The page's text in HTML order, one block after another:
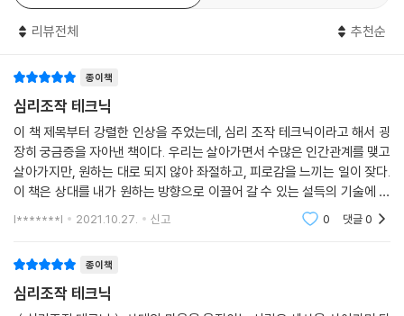
리뷰전체 추천순
종이책
심리조작 테크닉
이 책 제목부터 강렬한 인상을 주었는데, 심리 조작 테크닉이라고 해서 굉
장히 궁금증을 자아낸 책이다. 우리는 살아가면서 수많은 인간관계를 맺고
살아가지만, 원하는 대로 되지 않아 좌절하고, 피로감을 느끼는 일이 잦다.
이 책은 상대를 내가 원하는 방향으로 이끌어 갈 수 있는 설득의 기술에 대
해 접근한 책이다. 설득이라는 것도 결국에는 인간의 심리와 관련되어 있
l*******l 2021.10.27. 신고 0 댓글0
종이책
심리조작 테크닉